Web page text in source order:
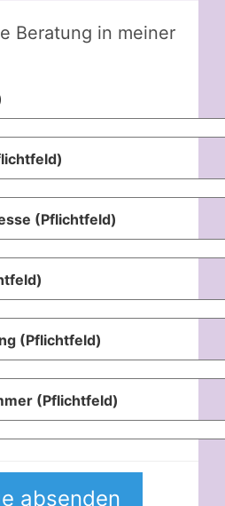
Beratung in meiner
(Pflichtfeld)
(Pflichtfeld)
(Pflichtfeld)